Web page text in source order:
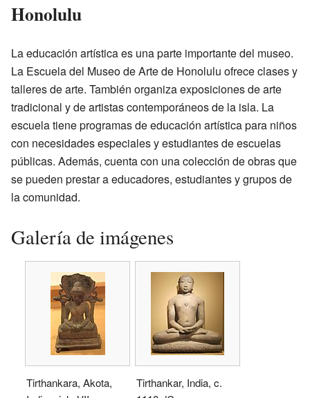
Honolulu
La educación artística es una parte importante del museo.
La Escuela del Museo de Arte de Honolulu ofrece clases y
talleres de arte. También organiza exposiciones de arte
tradicional y de artistas contemporáneos de la isla. La
escuela tiene programas de educación artística para niños
con necesidades especiales y estudiantes de escuelas
públicas. Además, cuenta con una colección de obras que
se pueden prestar a educadores, estudiantes y grupos de
la comunidad.
Galería de imágenes
Tirthankara, Akota,
Tirthankar, India, c.